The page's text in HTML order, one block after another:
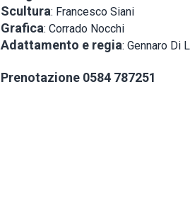
Scultura: Francesco Siani
Grafica: Corrado Nocchi
Adattamento e regia: Gennaro Di
Prenotazione 0584 787251